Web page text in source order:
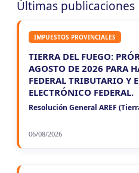
VIE
7 Agentes Ret. y Perc. E. Rios
CUIT 5-6-7-8-9-…
VIE
7 JUJUY
Agentes Ret. Perc. Jujuy
CUIT 0-1-2-3-4-…
7
CUIT 5-6-7-8-9-…
Últimas publicaciones
IMPUESTOS PROVINCIALES
TIERRA DEL FUEGO:
AGOSTO DE 2026 PARA
FEDERAL TRIBUTARIO Y
ELECTRÓNICO FEDERAL.
Resolución General AREF
06/08/2026